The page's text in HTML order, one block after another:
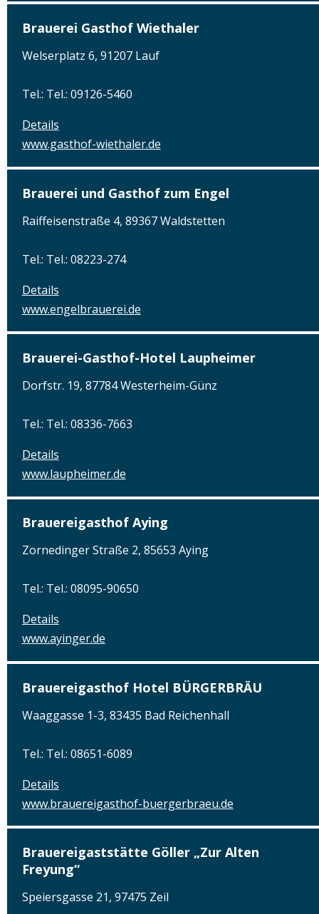
Brauerei Gasthof Wiethaler
Welserplatz 6, 91207 Lauf
Tel.: Tel.: 09126-5460
Details
www.gasthof-wiethaler.de
Brauerei und Gasthof zum Engel
Raiffeisenstraße 4, 89367 Waldstetten
Tel.: Tel.: 08223-274
Details
www.engelbrauerei.de
Brauerei-Gasthof-Hotel Laupheimer
Dorfstr. 19, 87784 Westerheim-Günz
Tel.: Tel.: 08336-7663
Details
www.laupheimer.de
Brauereigasthof Aying
Zornedinger Straße 2, 85653 Aying
Tel.: Tel.: 08095-90650
Details
www.ayinger.de
Brauereigasthof Hotel BÜRGERBRÄU
Waaggasse 1-3, 83435 Bad Reichenhall
Tel.: Tel.: 08651-6089
Details
www.brauereigasthof-buergerbraeu.de
Brauereigaststätte Göller „Zur Alten
Freyung“
Speiersgasse 21, 97475 Zeil